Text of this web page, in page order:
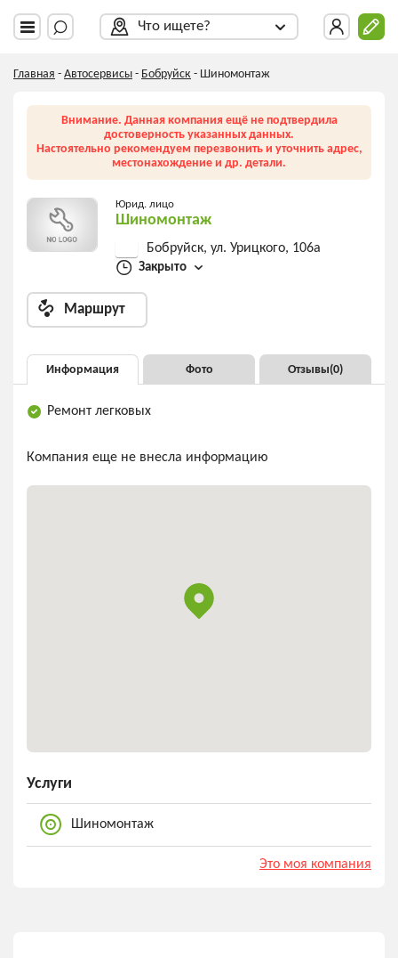
Что ищете?
Главная - Автосервисы - Бобруйск - Шиномонтаж
Внимание. Данная компания ещё не подтвердила
достоверность указанных данных.
Настоятельно рекомендуем перезвонить и уточнить адрес,
местонахождение и др. детали.
Юрид. лицо
Шиномонтаж
Бобруйск, ул. Урицкого, 106а
Закрыто
Маршрут
Информация Фото Отзывы(0)
Ремонт легковых
Компания еще не внесла информацию
Услуги
Шиномонтаж
Это моя компания